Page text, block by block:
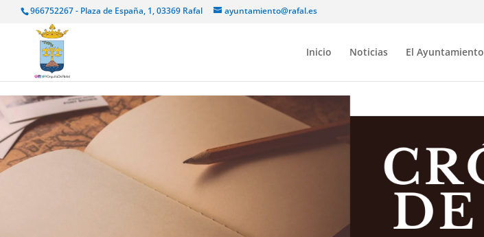
966752267 - Plaza de España, 1, 03369 Rafal ayuntamiento@rafal.es
Inicio Noticias El Ayuntamiento